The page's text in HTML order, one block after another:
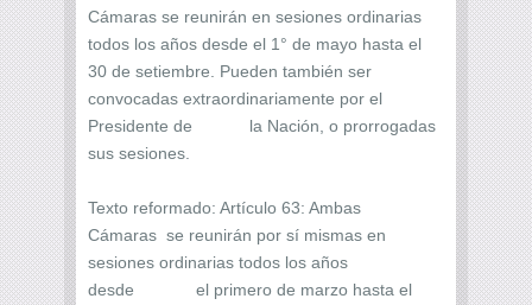
Cámaras se reunirán en sesiones ordinarias
todos los años desde el 1° de mayo hasta el
30 de setiembre. Pueden también ser
convocadas extraordinariamente por el
Presidente de la Nación, o prorrogadas
sus sesiones.
Texto reformado: Artículo 63: Ambas
Cámaras se reunirán por sí mismas en
sesiones ordinarias todos los años
desde el primero de marzo hasta el